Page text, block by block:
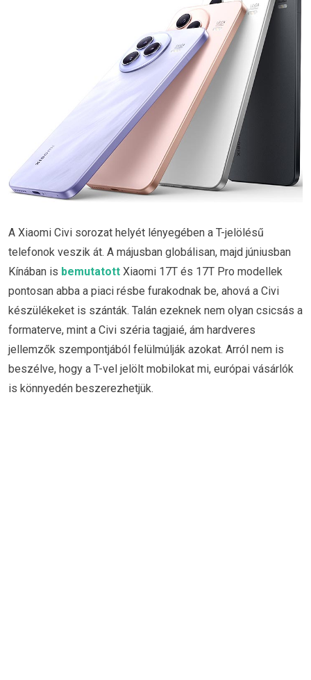
A Xiaomi Civi sorozat helyét lényegében a T-jelölésű
telefonok veszik át. A májusban globálisan, majd júniusban
Kínában is bemutatott Xiaomi 17T és 17T Pro modellek
pontosan abba a piaci résbe furakodnak be, ahová a Civi
készülékeket is szánták. Talán ezeknek nem olyan csicsás a
formaterve, mint a Civi széria tagjaié, ám hardveres
jellemzők szempontjából felülmúlják azokat. Arról nem is
beszélve, hogy a T-vel jelölt mobilokat mi, európai vásárlók
is könnyedén beszerezhetjük.